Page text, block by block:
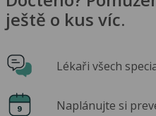
ještě o kus víc.
Lékaři všech
Naplánujte si